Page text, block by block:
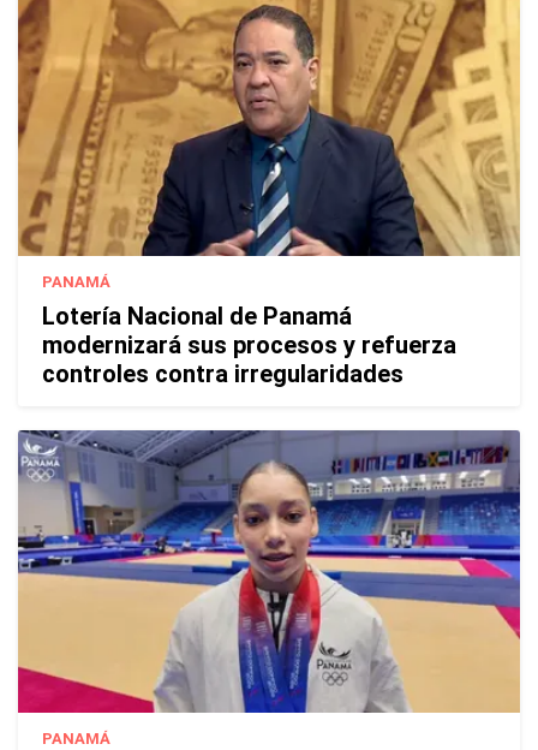
PANAMÁ
Lotería Nacional de Panamá
modernizará sus procesos y refuerza
controles contra irregularidades
PANAMÁ